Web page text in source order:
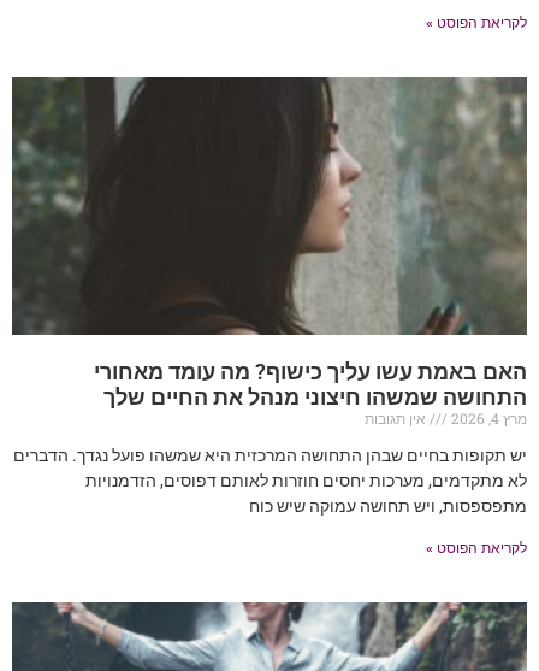
לקריאת הפוסט »
האם באמת עשו עליך כישוף? מה עומד מאחורי
התחושה שמשהו חיצוני מנהל את החיים שלך
מרץ 4, 2026
אין תגובות
יש תקופות בחיים שבהן התחושה המרכזית היא שמשהו פועל נגדך. הדברים
לא מתקדמים, מערכות יחסים חוזרות לאותם דפוסים, הזדמנויות
מתפספסות, ויש תחושה עמוקה שיש כוח
לקריאת הפוסט »